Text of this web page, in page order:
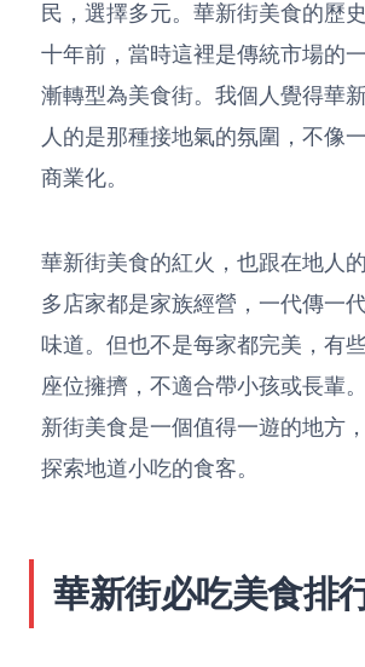
民，選擇多元。華新街美食的歷
十年前，當時這裡是傳統市場的
漸轉型為美食街。我個人覺得華
人的是那種接地氣的氛圍，不像
商業化。
華新街美食的紅火，也跟在地人
多店家都是家族經營，一代傳一
味道。但也不是每家都完美，有
座位擁擠，不適合帶小孩或長輩
新街美食是一個值得一遊的地方
探索地道小吃的食客。
華新街必吃美食排